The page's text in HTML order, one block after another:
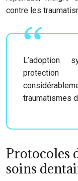
contre les
L’adoption
protection
traumatismes
Protocoles
soins